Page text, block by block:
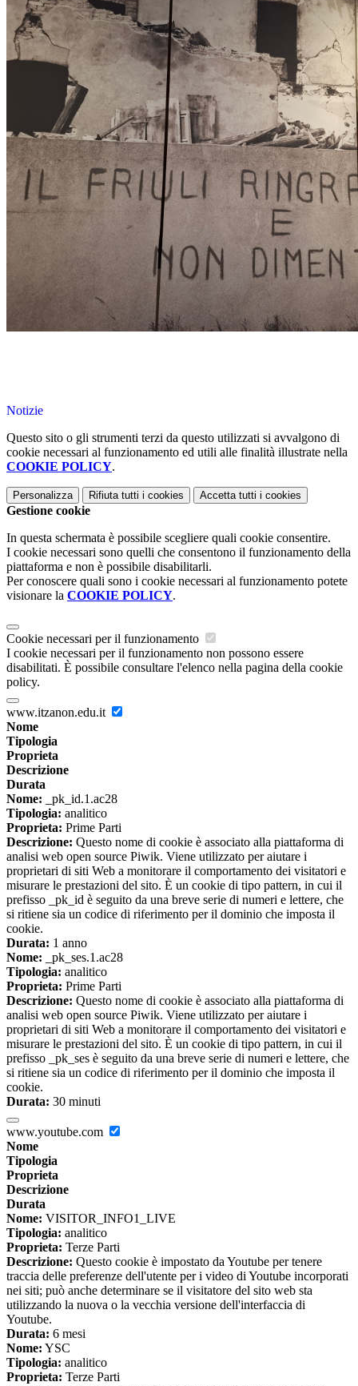
Notizie
Questo sito o gli strumenti terzi da questo utilizzati si avvalgono di
cookie necessari al funzionamento ed utili alle finalità illustrate nella
COOKIE POLICY.
Personalizza Rifiuta tutti i cookies Accetta tutti i cookies
Gestione cookie
In questa schermata è possibile scegliere quali cookie consentire.
I cookie necessari sono quelli che consentono il funzionamento della
piattaforma e non è possibile disabilitarli.
Per conoscere quali sono i cookie necessari al funzionamento potete
visionare la COOKIE POLICY.
Cookie necessari per il funzionamento
I cookie necessari per il funzionamento non possono essere
disabilitati. È possibile consultare l'elenco nella pagina della cookie
policy.
www.itzanon.edu.it
Nome
Tipologia
Proprieta
Descrizione
Durata
Nome: _pk_id.1.ac28
Tipologia: analitico
Proprieta: Prime Parti
Descrizione: Questo nome di cookie è associato alla piattaforma di
analisi web open source Piwik. Viene utilizzato per aiutare i
proprietari di siti Web a monitorare il comportamento dei visitatori e
misurare le prestazioni del sito. È un cookie di tipo pattern, in cui il
prefisso _pk_id è seguito da una breve serie di numeri e lettere, che
si ritiene sia un codice di riferimento per il dominio che imposta il
cookie.
Durata: 1 anno
Nome: _pk_ses.1.ac28
Tipologia: analitico
Proprieta: Prime Parti
Descrizione: Questo nome di cookie è associato alla piattaforma di
analisi web open source Piwik. Viene utilizzato per aiutare i
proprietari di siti Web a monitorare il comportamento dei visitatori e
misurare le prestazioni del sito. È un cookie di tipo pattern, in cui il
prefisso _pk_ses è seguito da una breve serie di numeri e lettere, che
si ritiene sia un codice di riferimento per il dominio che imposta il
cookie.
Durata: 30 minuti
www.youtube.com
Nome
Tipologia
Proprieta
Descrizione
Durata
Nome: VISITOR_INFO1_LIVE
Tipologia: analitico
Proprieta: Terze Parti
Descrizione: Questo cookie è impostato da Youtube per tenere
traccia delle preferenze dell'utente per i video di Youtube incorporati
nei siti; può anche determinare se il visitatore del sito web sta
utilizzando la nuova o la vecchia versione dell'interfaccia di
Youtube.
Durata: 6 mesi
Nome: YSC
Tipologia: analitico
Proprieta: Terze Parti